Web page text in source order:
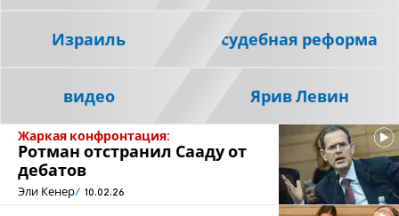
Жаркая конфронтация:
Ротман отстранил Сааду от
дебатов
Эли Кенер 10.02.26
Израиль судебная реформа
видео Ярив Левин